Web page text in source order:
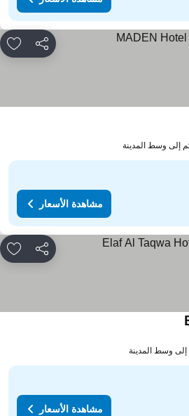
مشاركة
مشاهدة الأسعار
مشاركة
مشاهدة الأسعار